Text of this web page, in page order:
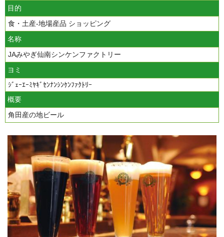
目的
食・土産-地場産品 ショッピング
名称
JAみやぎ仙南シンケンファクトリー
ヨミ
ｼﾞｪｰｴｰﾐﾔｷﾞｾﾝﾅﾝｼﾝｹﾝﾌｧｸﾄﾘｰ
概要
角田産の地ビール